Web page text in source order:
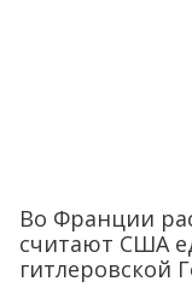
Во Франции
считают США
гитлеровской